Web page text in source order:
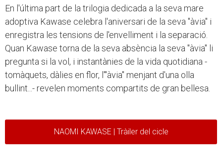
En l'última part de la trilogia dedicada a la seva mare
adoptiva Kawase celebra l'aniversari de la seva "àvia" i
enregistra les tensions de l'envelliment i la separació.
Quan Kawase torna de la seva absència la seva "àvia" li
pregunta si la vol, i instantànies de la vida quotidiana -
tomàquets, dàlies en flor, l'"àvia" menjant d'una olla
bullint...- revelen moments compartits de gran bellesa.
NAOMI KAWASE | Tràiler del cicle